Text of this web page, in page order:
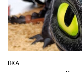
ОПУБЛІКУВАТИ
ЇЖА